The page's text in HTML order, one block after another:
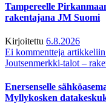
Tampereelle
rakentajana JM Suomi
Kirjoitettu 6.8.2026
Ei kommentteja artikkeliin
Joutsenmerkki-talot –
Enersenselle
Myllykosken